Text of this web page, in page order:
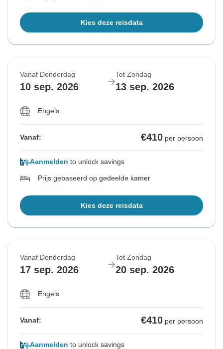
Kies deze reisdata
Vanaf Donderdag
10 sep. 2026
Tot Zondag
13 sep. 2026
Engels
Vanaf: €410 per persoon
Aanmelden to unlock savings
Prijs gebaseerd op gedeelde kamer
Kies deze reisdata
Vanaf Donderdag
17 sep. 2026
Tot Zondag
20 sep. 2026
Engels
Vanaf: €410 per persoon
Aanmelden to unlock savings